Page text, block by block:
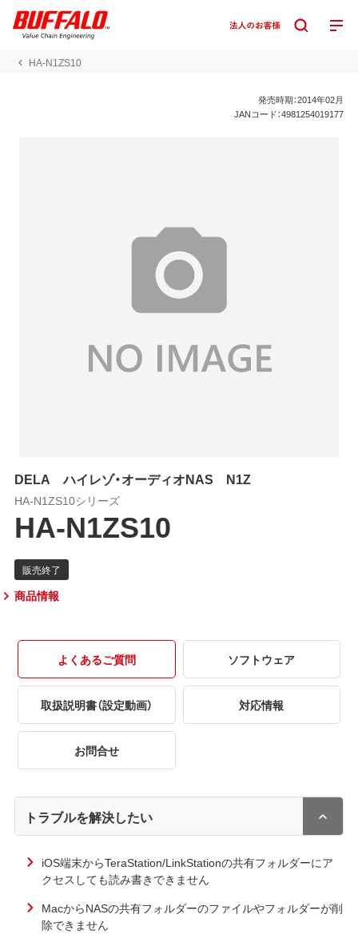
HA-N1ZS10
発売時期：2014年02月
JANコード：4981254019177
DELA ハイレゾ・オーディオNAS N1Z
HA-N1ZS10シリーズ
HA-N1ZS10
商品情報
よくあるご質問 ソフトウェア
取扱説明書（設定動画） 対応情報
お問合せ
トラブルを解決したい
iOS端末からTeraStation/LinkStationの共有フォルダーにア
クセスしても読み書きできません
MacからNASの共有フォルダーのファイルやフォルダーが削
除できません